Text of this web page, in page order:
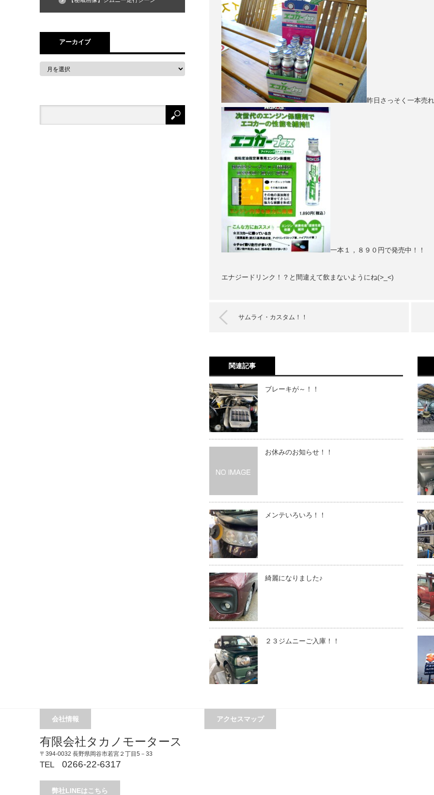
昨日さっそく一本売
一本１，８９０円で発売中！！
エナジードリンク！？と間違えて飲まないようにね(>_<)
サムライ・カスタム！！
関連記事
ブレーキが～！！
お休みのお知らせ！！
メンテいろいろ！！
綺麗になりました♪
２３ジムニーご入庫！！
アーカイブ
会社情報
有限会社タカノモータース
〒394-0032 長野県岡谷市若宮２丁目5－33
TEL 0266-22-6317
弊社LINEはこちら
アクセスマップ